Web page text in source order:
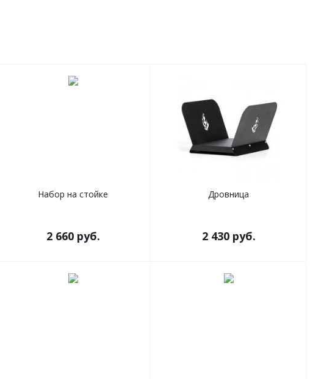
Набор на стойке
2 660руб.
Дровница
2 430руб.